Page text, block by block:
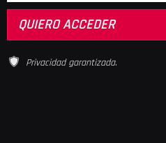
Privacidad garantizada.